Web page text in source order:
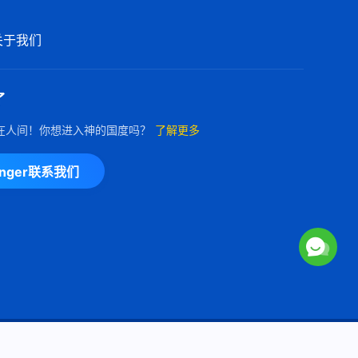
于我们
间！你想进入神的国度吗？ 了解更多
联系我们